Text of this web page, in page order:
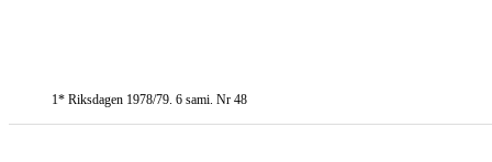
1* Riksdagen 1978/79. 6 sami. Nr 48